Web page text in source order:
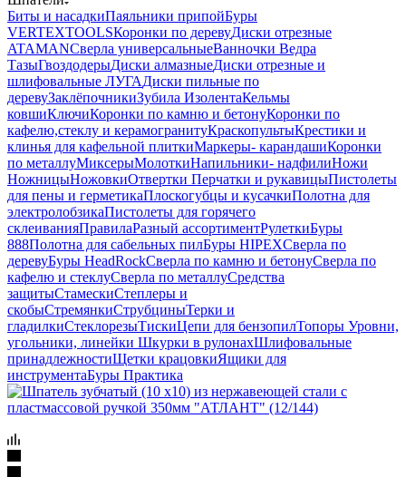
Биты и насадкиПаяльники припойБуры
VERTEXTOOLSКоронки по деревуДиски отрезные
ATAMANСверла универсальныеВанночки Ведра
ТазыГвоздодерыДиски алмазныеДиски отрезные и
шлифовальные ЛУГАДиски пильные по
деревуЗаклёпочникиЗубила ИзолентаКельмы
ковшиКлючиКоронки по камню и бетонуКоронки по
кафелю,стеклу и керамогранитуКраскопультыКрестики и
клинья для кафельной плиткиМаркеры- карандашиКоронки
по металлуМиксерыМолоткиНапильники- надфилиНожи
НожницыНожовкиОтвертки Перчатки и рукавицыПистолеты
для пены и герметикаПлоскогубцы и кусачкиПолотна для
электролобзикаПистолеты для горячего
склеиванияПравилаРазный ассортиментРулеткиБуры
888Полотна для сабельных пилБуры HIPEXСверла по
деревуБуры HeadRockСверла по камню и бетонуСверла по
кафелю и стеклуСверла по металлуСредства
защитыСтамескиСтеплеры и
скобыСтремянкиСтрубциныТерки и
гладилкиСтеклорезыТискиЦепи для бензопилТопоры Уровни,
угольники, линейки Шкурки в рулонахШлифовальные
принадлежностиЩетки крацовкиЯщики для
инструментаБуры Практика